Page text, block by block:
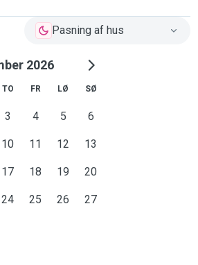
Pasning af hus
2026
TO FR LØ SØ
3 4 5 6
10 11 12 13
17 18 19 20
24 25 26 27